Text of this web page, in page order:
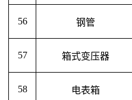
56 钢管
57 箱式变压器
58 电表箱